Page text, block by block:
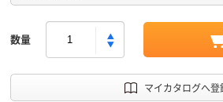
数量
マイカタログへ登